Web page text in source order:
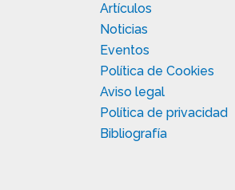
Artículos
Noticias
Eventos
Política de Cookies
Aviso legal
Política de privacidad
Bibliografía